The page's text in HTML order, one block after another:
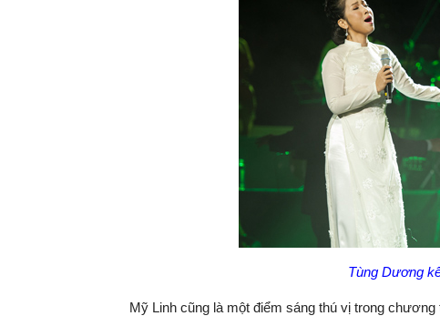
Tùng Dương
Mỹ Linh cũng là một điểm sáng thú vị trong